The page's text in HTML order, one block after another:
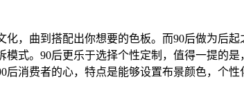
曲到搭配出你想要的色板。而90后做为后起
式。90后更乐于选择个性定制，值得一提的
消费者的心，特点是能够设置布景颜色，个